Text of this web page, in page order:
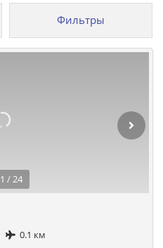
Фильтры
1 / 24
0.1 км